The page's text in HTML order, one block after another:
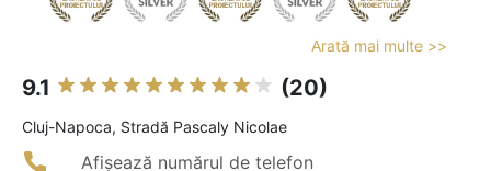
Arată mai multe >>
9.1 (20)
Cluj-Napoca, Stradă Pascaly Nicolae
Afișează numărul de telefon